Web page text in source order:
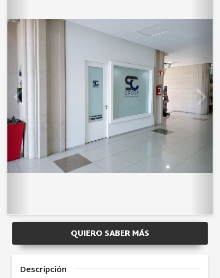
QUIERO SABER MÁS
Descripción